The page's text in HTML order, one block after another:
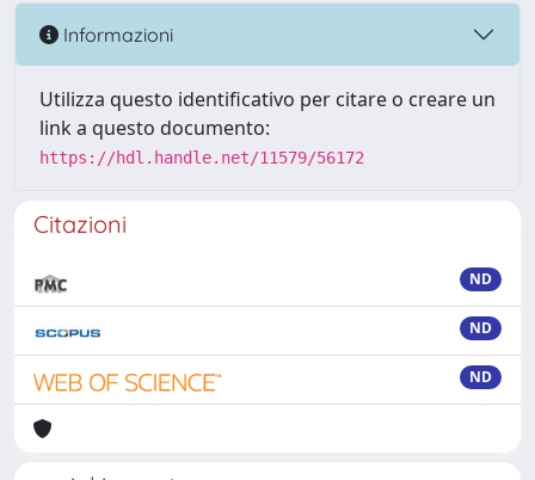
Informazioni
Utilizza questo identificativo per citare o creare un
link a questo documento:
https://hdl.handle.net/11579/56172
Citazioni
ND
ND
ND